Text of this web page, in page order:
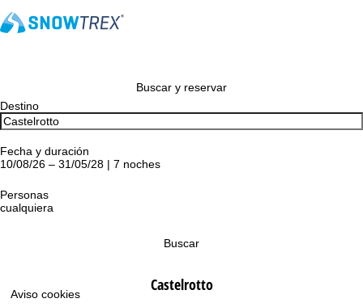
Aviso cookies
Buscar y reservar
Destino
Fecha y duración
10/08/26 – 31/05/28 | 7 noches
Personas
cualquiera
Buscar
Castelrotto